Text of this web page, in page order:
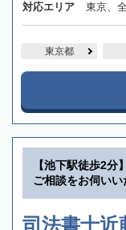
対応エリア 東京、
東京都
【池下駅徒歩2
ご相談をお伺いい
司法書士近